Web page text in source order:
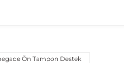
Ön Tampon Destek